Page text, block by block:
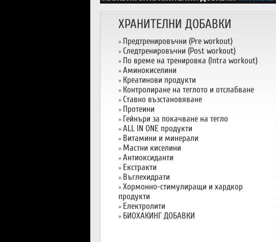
ХРАНИТЕЛНИ ДОБАВКИ
» Предтренировъчни (Pre workout)
» Следтренировъчни (Post workout)
» По време на тренировка (Intra workout)
» Аминокиселини
» Креатинови продукти
» Контролиране на теглото и отслабване
» Ставно възстановяване
» Протеини
» Гейнъри за покачване на тегло
» ALL IN ONE продукти
» Витамини и минерали
» Мастни киселини
» Антиоксиданти
» Екстракти
» Въглехидрати
» Хормонно-стимулиращи и хардкор
продукти
» Електролити
» БИОХАКИНГ ДОБАВКИ